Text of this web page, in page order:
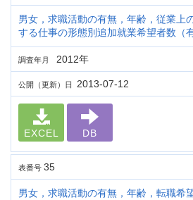
男女，求職活動の有無，年齢，従業上
する仕事の形態別追加就業希望者数（
調査年月 2012年
公開（更新）日 2013-07-12
EXCEL DB
表番号 35
男女，求職活動の有無，年齢，転職希